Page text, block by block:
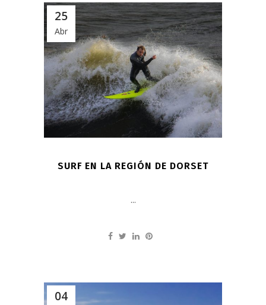
25
Abr
SURF EN LA REGIÓN DE DORSET
...
04